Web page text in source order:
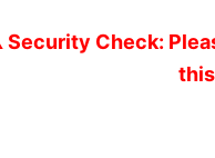
Check: